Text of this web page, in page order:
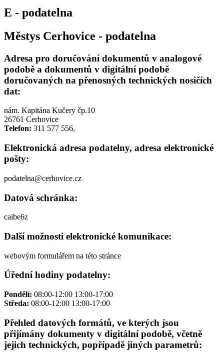
E - podatelna
Městys Cerhovice - podatelna
Adresa pro doručování dokumentů v analogové
podobě a dokumentů v digitální podobě
doručovaných na přenosných technických nosičích
dat:
nám. Kapitána Kučery čp.10
26761 Cerhovice
Telefon: 311 577 556,
Elektronická adresa podatelny, adresa elektronické
pošty:
podatelna@cerhovice.cz
Datová schránka:
caibe6z
Další možnosti elektronické komunikace:
webovým formulářem na této stránce
Úřední hodiny podatelny:
Pondělí: 08:00-12:00 13:00-17:00
Středa: 08:00-12:00 13:00-17:00
Přehled datových formátů, ve kterých jsou
přijímány dokumenty v digitální podobě, včetně
jejich technických, popřípadě jiných parametrů: